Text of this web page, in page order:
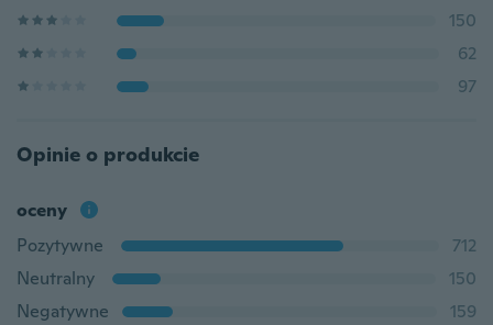
150
62
97
Opinie o produkcie
oceny
Pozytywne
712
Neutralny
150
Negatywne
159